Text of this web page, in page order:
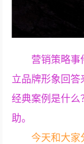
营销策略事
立品牌形象回答
经典案例是什么
助。
今天和大家